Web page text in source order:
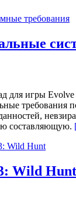
для игры
требования
составляющую.
Wild